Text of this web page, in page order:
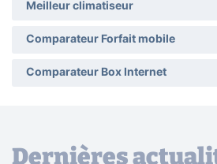
Meilleur climatiseur
Comparateur Forfait mobile
Comparateur Box Internet
Dernières